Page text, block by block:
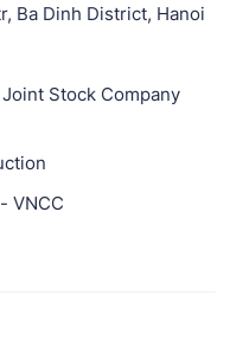
Ba Dinh District, Hanoi
Stock Company
VNCC